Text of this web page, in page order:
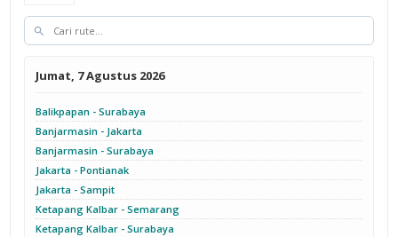
Jumat, 7 Agustus 2026
Balikpapan - Surabaya
Banjarmasin - Jakarta
Banjarmasin - Surabaya
Jakarta - Pontianak
Jakarta - Sampit
Ketapang Kalbar - Semarang
Ketapang Kalbar - Surabaya